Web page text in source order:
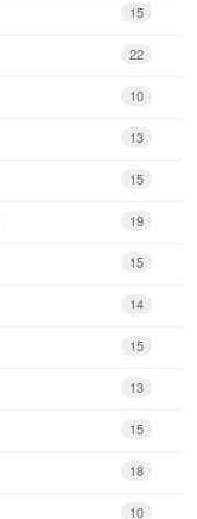
15
22
10
13
15
19
15
14
15
13
15
18
10